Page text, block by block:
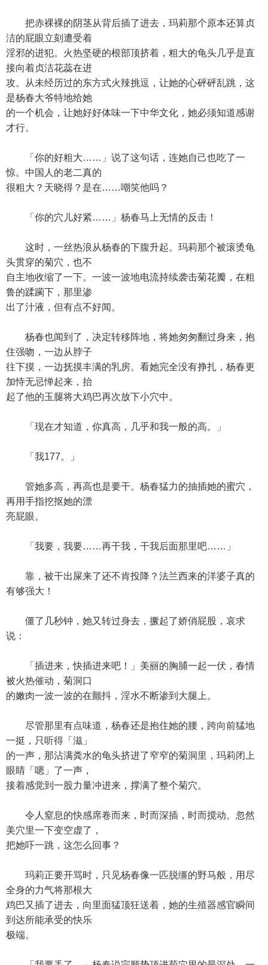
把赤裸裸的阴茎从背后插了进去，玛莉那个原本还算贞
洁的屁眼立刻遭受着
淫邪的进犯。火热坚硬的根部顶挤着，粗大的龟头几乎是直
接向着贞洁花蕊在进
攻。从未经历过的东方式火辣挑逗，让她的心砰砰乱跳，这
是杨春大爷特地给她
的一个机会，让她好好体味一下中华文化，她必须知道感谢
才行。
「你的好粗大……」说了这句话，连她自己也吃了一
惊。中国人的老二真的
很粗大？天晓得？是在……嘲笑他吗？
「你的穴儿好紧……」杨春马上无情的反击！
这时，一丝热浪从杨春的下腹升起。玛莉那个被滚烫龟
头贯穿的菊穴，也不
自主地收缩了一下。一波一波地电流持续袭击菊花瓣，在粗
鲁的蹂躏下，那里渗
出了汁液，但有点不好闻。
杨春也闻到了，决定转移阵地，将她匆匆翻过身来，抱
住强吻，一边从脖子
往下摸，一边抚摸丰满的乳房。看她完全没有挣扎，杨春更
加恃无忌惮起来，抬
起了他的玉腿将大鸡巴再次放下小穴中。
「现在才知道，你真高，几乎和我一般的高。」
「我177。」
管她多高，再高也是要干。杨春猛力的抽插她的蜜穴，
再用手指挖抠她的漂
亮屁眼。
「我要，我要……再干我，干我后面那里吧……」
靠，被干出屎来了还不肯投降？法兰西来的洋婆子真的
有够强大！
僵了几秒钟，她又转过身去，撅起了娇俏屁股，哀求
说：
「插进来，快插进来吧！」美丽的胸脯一起一伏，春情
被火热催动，菊洞口
的嫩肉一波一波的在颤抖，淫水不断渗到大腿上。
尽管那里有点味道，杨春还是抱住她的腰，跨向前猛地
一挺，只听得「滋」
的一声，那沾满粪水的龟头挤进了窄窄的菊洞里，玛莉闭上
眼睛「嗯」了一声，
接着感觉到一股力量冲进来，撑满了整个菊穴。
令人窒息的快感席卷而来，时而深插，时而搅动。忽然
美穴里一下变空虚了，
把她吓一跳，这怎么回事？
玛莉正要开骂时，只见杨春像一匹脱缰的野马般，用尽
全身的力气将那根大
鸡巴又插了进去，向里面猛顶狂送着，她的生殖器感官瞬间
到达所能承受的快乐
极端。